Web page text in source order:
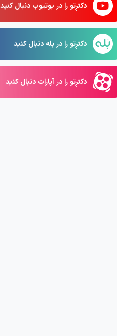
دکترِتو را در یوتیوب دنبال کنید
دکترِتو را در بله دنبال کنید
دکترِتو را در آپارات دنبال کنید